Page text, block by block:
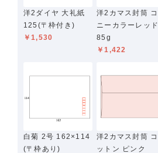
洋2ダイヤ 大礼紙
125(〒枠付き)
￥1,530
洋2カマス封筒 コ
ニーカラーレッド
85g
￥1,422
白菊 2号 162×114
(〒枠あり)
洋2カマス封筒 コ
ットン ピンク